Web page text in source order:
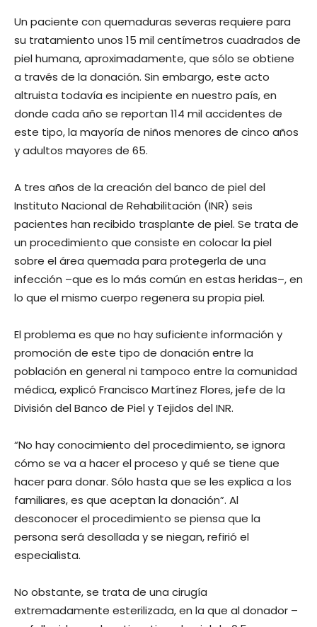
Un paciente con quemaduras severas requiere para
su tratamiento unos 15 mil centímetros cuadrados de
piel humana, aproximadamente, que sólo se obtiene
a través de la donación. Sin embargo, este acto
altruista todavía es incipiente en nuestro país, en
donde cada año se reportan 114 mil accidentes de
este tipo, la mayoría de niños menores de cinco años
y adultos mayores de 65.
A tres años de la creación del banco de piel del
Instituto Nacional de Rehabilitación (INR) seis
pacientes han recibido trasplante de piel. Se trata de
un procedimiento que consiste en colocar la piel
sobre el área quemada para protegerla de una
infección –que es lo más común en estas heridas–, en
lo que el mismo cuerpo regenera su propia piel.
El problema es que no hay suficiente información y
promoción de este tipo de donación entre la
población en general ni tampoco entre la comunidad
médica, explicó Francisco Martínez Flores, jefe de la
División del Banco de Piel y Tejidos del INR.
“No hay conocimiento del procedimiento, se ignora
cómo se va a hacer el proceso y qué se tiene que
hacer para donar. Sólo hasta que se les explica a los
familiares, es que aceptan la donación”. Al
desconocer el procedimiento se piensa que la
persona será desollada y se niegan, refirió el
especialista.
No obstante, se trata de una cirugía
extremadamente esterilizada, en la que al donador –